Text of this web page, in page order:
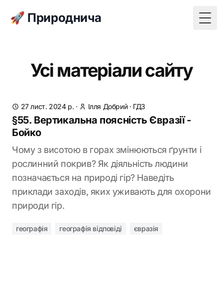
🚀 Природнича
Усі матеріали сайту
27 лист. 2024 р. · Ілля Добрий· ГДЗ
§55. Вертикальна поясність Євразії -
Бойко
Чому з висотою в горах змінюються ґрунти і
рослинний покрив? Як діяльність людини
позначається на природі гір? Наведіть
приклади заходів, яких уживають для охорони
природи гір.
географія географія відповіді євразія